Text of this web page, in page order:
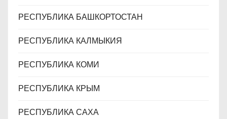
РЕСПУБЛИКА БАШКОРТОСТАН
РЕСПУБЛИКА КАЛМЫКИЯ
РЕСПУБЛИКА КОМИ
РЕСПУБЛИКА КРЫМ
РЕСПУБЛИКА САХА